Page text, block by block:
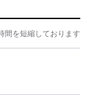
間を短縮しております